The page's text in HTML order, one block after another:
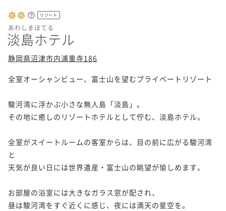
リゾート
あわしまほてる
淡島ホテル
静岡県沼津市内浦重寺186
全室オーシャンビュー、富士山を望むプライベートリゾート
駿河湾に浮かぶ小さな無人島「淡島」。
その地に癒しのリゾートホテルとして佇む、淡島ホテル。
全室がスイートルームの客室からは、目の前に広がる駿河湾
と
天気が良い日には世界遺産・富士山の眺望が愉しめます。
お部屋の浴室には大きなガラス窓が配され、
昼は駿河湾をすぐ近くに感じ、夜には満天の星空を。